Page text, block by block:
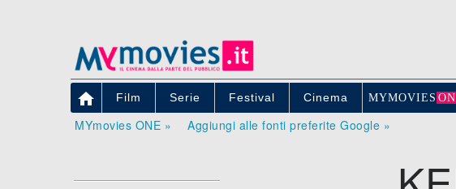
 Film Serie Festival Cinema MYMOVIE S
MYmovies ONE » Aggiungi alle fonti preferite Google »